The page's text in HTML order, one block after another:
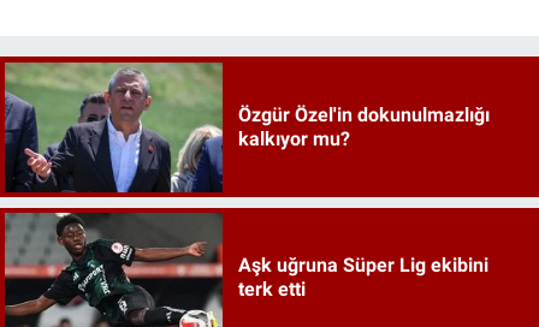
Özgür Özel'in dokunulmazlığı
kalkıyor mu?
Aşk uğruna Süper Lig ekibini
terk etti